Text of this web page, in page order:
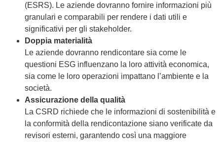
(ESRS). Le aziende dovranno fornire informazioni più
granulari e comparabili per rendere i dati utili e
significativi per gli stakeholder.
Doppia materialità
Le aziende dovranno rendicontare sia come le
questioni ESG influenzano la loro attività economica,
sia come le loro operazioni impattano l’ambiente e la
società.
Assicurazione della qualità
La CSRD richiede che le informazioni di sostenibilità e
la conformità della rendicontazione siano verificate da
revisori esterni, garantendo così una maggiore